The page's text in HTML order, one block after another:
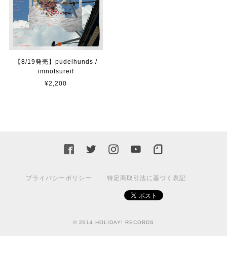
【8/19発売】pudelhunds /
imnotsureif
¥2,200
プライバシーポリシー 特定商取引法に基づく表記
© 2014 HOLIDAY! RECORDS